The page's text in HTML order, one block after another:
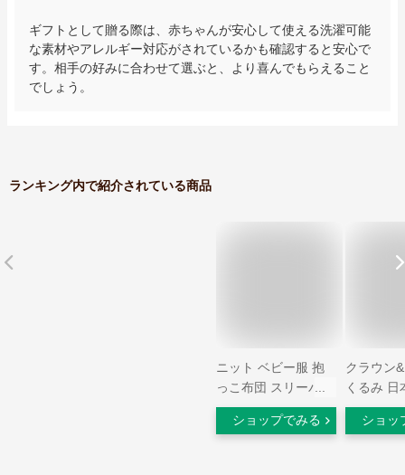
ギフトとして贈る際は、赤ちゃんが安心して使える洗濯可能
な素材やアレルギー対応がされているかも確認すると安心で
す。相手の好みに合わせて選ぶと、より喜んでもらえること
でしょう。
ランキング内で紹介されている商品
ニット ベビー服 抱
っこ布団 スリーパー
新生児 男の子 お宮
参り 無地 防寒 スリ
ショップでみる
クラウン
くるみ 日
ズ
新生児
ショッ